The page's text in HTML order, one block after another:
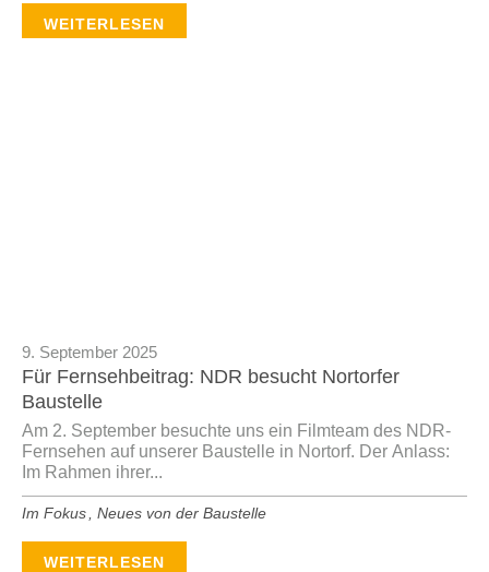
WEITERLESEN
9. September 2025
Für Fernsehbeitrag: NDR besucht Nortorfer
Baustelle
Am 2. September besuchte uns ein Filmteam des NDR-
Fernsehen auf unserer Baustelle in Nortorf. Der Anlass:
Im Rahmen ihrer...
Im Fokus ,Neues von der Baustelle
WEITERLESEN